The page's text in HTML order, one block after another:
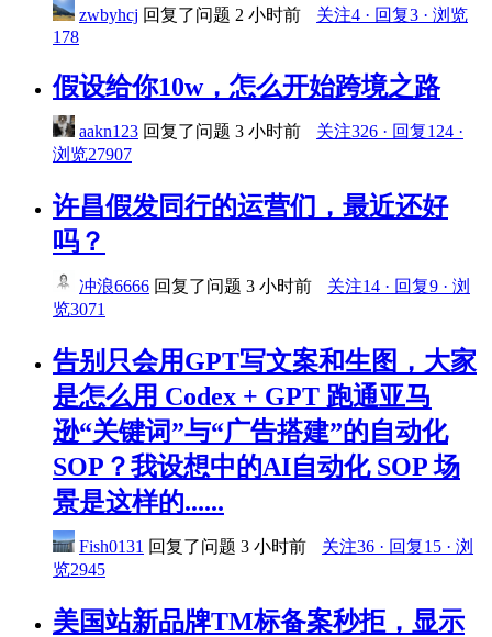
zwbyhcj 回复了问题 2 小时前
关注4 · 回复3 · 浏览
178
假设给你10w，怎么开始跨境之路
aakn123 回复了问题 3 小时前
关注326 · 回复124 ·
浏览27907
许昌假发同行的运营们，最近还好
吗？
冲浪6666 回复了问题 3 小时前
关注14 · 回复9 · 浏
览3071
告别只会用GPT写文案和生图，大家
是怎么用 Codex + GPT 跑通亚马
逊“关键词”与“广告搭建”的自动化
SOP？我设想中的AI自动化 SOP 场
景是这样的......
Fish0131 回复了问题 3 小时前
关注36 · 回复15 · 浏
览2945
美国站新品牌TM标备案秒拒，显示